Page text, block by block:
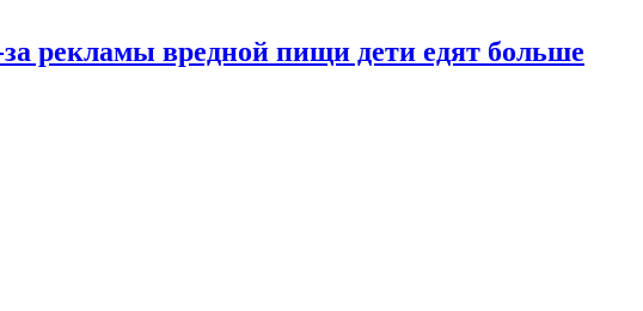
рекламы вредной пищи дети едят больше